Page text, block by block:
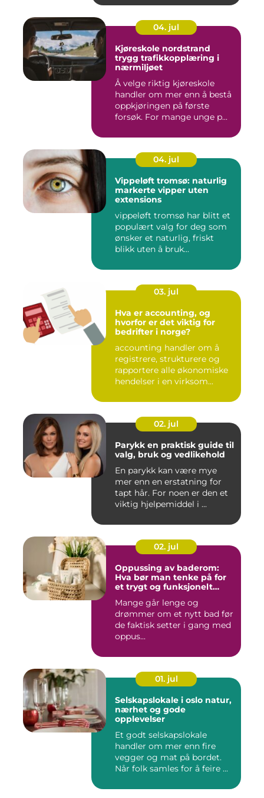
04. jul
Kjøreskole nordstrand
trygg trafikkopplæring i
nærmiljøet
Å velge riktig kjøreskole
handler om mer enn å bestå
oppkjøringen på første
forsøk. For mange unge p...
04. jul
Vippeløft tromsø: naturlig
markerte vipper uten
extensions
vippeløft tromsø har blitt et
populært valg for deg som
ønsker et naturlig, friskt
blikk uten å bruk...
03. jul
Hva er accounting, og
hvorfor er det viktig for
bedrifter i norge?
accounting handler om å
registrere, strukturere og
rapportere alle økonomiske
hendelser i en virksom...
02. jul
Parykk en praktisk guide til
valg, bruk og vedlikehold
En parykk kan være mye
mer enn en erstatning for
tapt hår. For noen er den et
viktig hjelpemiddel i ...
02. jul
Oppussing av baderom:
Hva bør man tenke på for
et trygt og funksjonelt
Mange går lenge og
drømmer om et nytt bad før
de faktisk setter i gang med
oppus...
01. jul
Selskapslokale i oslo natur,
nærhet og gode
opplevelser
Et godt selskapslokale
handler om mer enn fire
vegger og mat på bordet.
Når folk samles for å feire ...